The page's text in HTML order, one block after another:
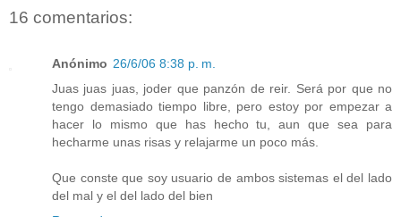
16 comentarios:
Anónimo 26/6/06 8:38 p. m.
Juas juas juas, joder que panzón de reir. Será por que no
tengo demasiado tiempo libre, pero estoy por empezar a
hacer lo mismo que has hecho tu, aun que sea para
hecharme unas risas y relajarme un poco más.
Que conste que soy usuario de ambos sistemas el del lado
del mal y el del lado del bien